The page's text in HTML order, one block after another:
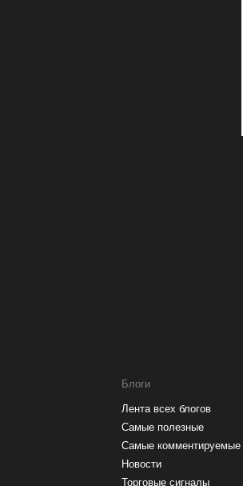
Блоги
Лента всех блогов
Самые полезные
Самые комментируемые
Новости
Торговые сигналы